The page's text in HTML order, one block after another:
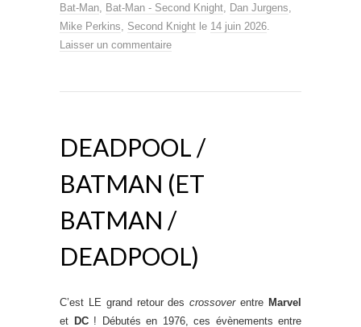
Bat-Man
Bat-Man - Second Knight Dan Jurgens
Mike Perkins
Second Knight le 14 juin 2026
Laisser un commentaire
DEADPOOL /
BATMAN (ET
BATMAN /
DEADPOOL)
C’est LE grand retour descrossoverentre Marvel
et DC! Débutés en 1976, ces évènements entre